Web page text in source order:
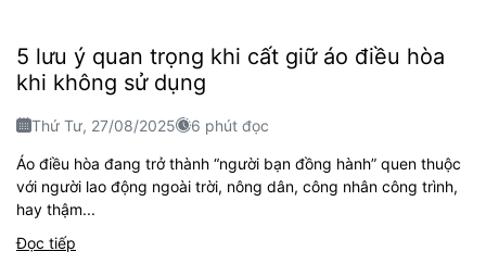
5 lưu ý quan trọng khi cất giữ áo điều hòa
khi không sử dụng
Thứ Tư, 27/08/2025 6 phút đọc
Áo điều hòa đang trở thành “người bạn đồng hành” quen thuộc
với người lao động ngoài trời, nông dân, công nhân công trình,
hay thậm...
Đọc tiếp